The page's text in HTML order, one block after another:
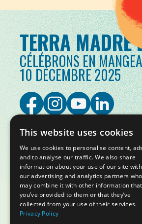
TERRA MADRE
CÉLÉBRONS EN
10 DÉCEMBRE 2025
© Slow Food Foundation | C.F.
Politique de confidentialité
cookies
Slow Food Foundation
This website uses cookies
We use cookies to personalise content,
and to analyse our traffic. We also share
information about your use of our site with
our advertising and analytics partners who
may combine it with other information that
you’ve provided to them or that they’ve
collected from your use of their services.
Privacy Policy